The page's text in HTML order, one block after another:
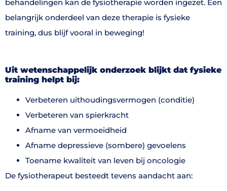
behandelingen kan de fysiotherapie worden ingezet. Een
belangrijk onderdeel van deze therapie is fysieke
training, dus blijf vooral in beweging!
Uit wetenschappelijk onderzoek blijkt dat fysieke
training helpt bij:
Verbeteren uithoudingsvermogen (conditie)
Verbeteren van spierkracht
Afname van vermoeidheid
Afname depressieve (sombere) gevoelens
Toename kwaliteit van leven bij oncologie
De fysiotherapeut besteedt tevens aandacht aan: